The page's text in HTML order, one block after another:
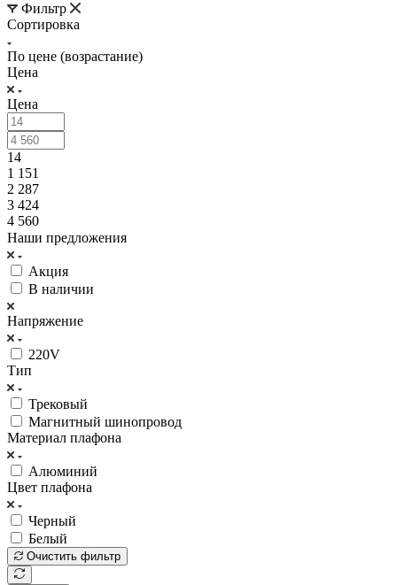
Фильтр
Сортировка
По цене (возрастание)
Цена
Цена
14
1 151
2 287
3 424
4 560
Наши предложения
Акция
В наличии
Напряжение
220V
Тип
Трековый
Магнитный шинопровод
Материал плафона
Алюминий
Цвет плафона
Черный
Белый
Очистить фильтр